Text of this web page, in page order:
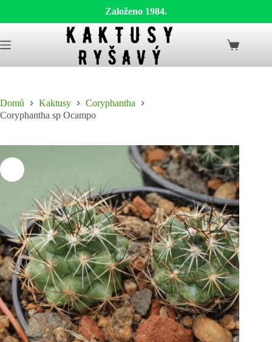
Založeno 1984.
to
content
Shopping
Domů Kaktusy
Coryphantha
Coryphantha sp Ocampo